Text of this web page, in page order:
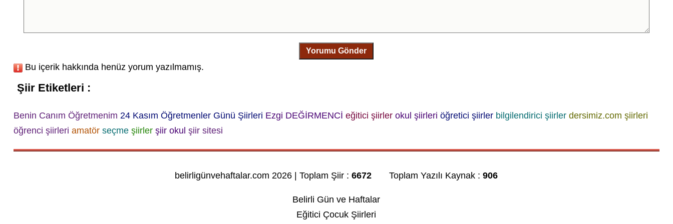
Yorumu Gönder
Bu içerik hakkında henüz yorum yazılmamış.
Şiir Etiketleri :
Benin Canım Öğretmenim 24 Kasım Öğretmenler Günü Şiirleri Ezgi DEĞİRMENCİ eğitici şiirler okul şiirleri öğretici şiirler bilgilendirici şiirler dersimiz.com şiirleri
öğrenci şiirleri amatör seçme şiirler şiir okul şiir sitesi
belirligünvehaftalar.com 2026 | Toplam Şiir :6672 Toplam Yazılı Kaynak :906
Belirli Gün ve Haftalar
Eğitici Çocuk Şiirleri